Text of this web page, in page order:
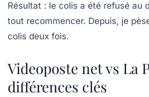
Résultat : le colis a été refusé au
tout recommencer. Depuis, je
colis deux fois.
Videoposte net vs La
différences clés